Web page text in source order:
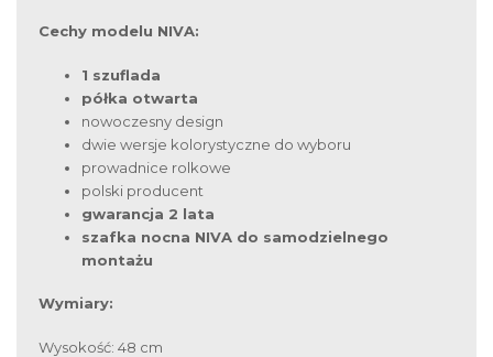
Cechy modelu NIVA:
1 szuflada
półka otwarta
nowoczesny design
dwie wersje kolorystyczne do wyboru
prowadnice rolkowe
polski producent
gwarancja 2 lata
szafka nocna NIVA do samodzielnego
montażu
Wymiary:
Wysokość: 48 cm